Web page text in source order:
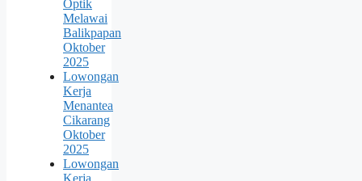
Optik
Melawai
Balikpapan
Oktober
2025
Lowongan
Kerja
Menantea
Cikarang
Oktober
2025
Lowongan